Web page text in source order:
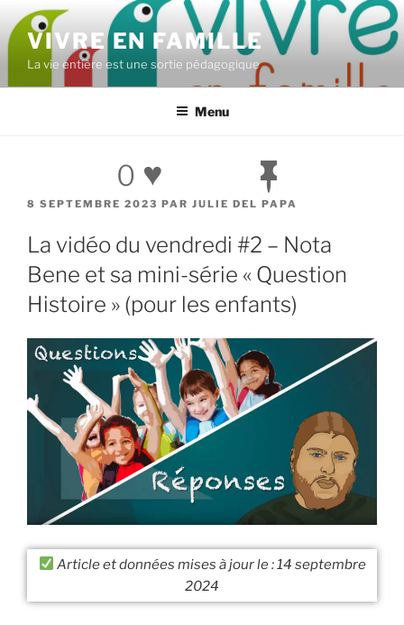
Aller
au
contenuVIVRE EN FAMILLE
La vie entière est une sortie pédagogique
Menu
0 ♥
PUBLIÉ
8 SEPTEMBRE 2023 PAR JULIE DEL PAPA
La vidéo du vendredi #2 – Nota
Bene et sa mini-série « Question
Histoire » (pour les enfants)
Article et données mises à jour le : 14 septembre
2024